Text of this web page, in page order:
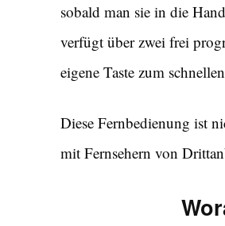
sobald man sie in die
verfügt über zwei frei
eigene Taste zum
Diese Fernbedienung ist
mit Fernsehern von